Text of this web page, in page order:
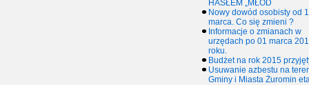
HASŁEM „MŁOD
Nowy dowód osobisty od 1
marca. Co się zmieni ?
Informacje o zmianach w
urzędach po 01 marca
roku.
Budżet na rok 2015
Usuwanie azbestu na
Gminy i Miasta Żuromin